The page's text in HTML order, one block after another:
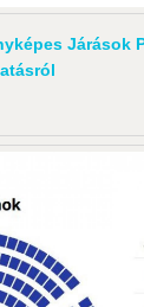
Járások